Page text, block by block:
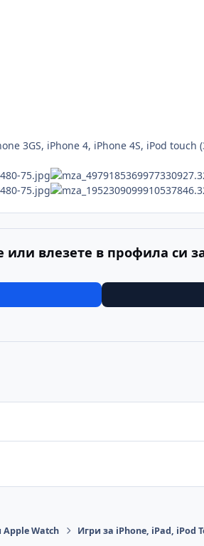
3GS, iPhone 4, iPhone 4S, iPod
или влезете в профила си
Apple Watch Игри за iPhone, iPad, iPod